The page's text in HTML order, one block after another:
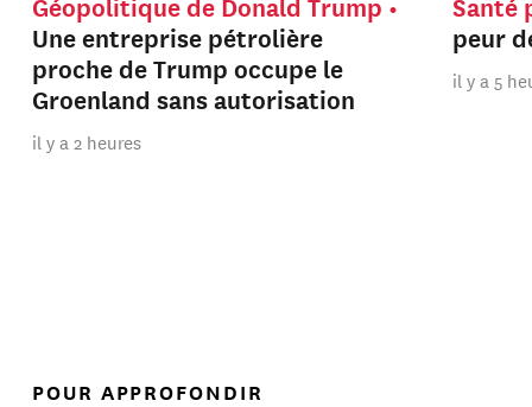
Une entreprise pétrolière
proche de Trump occupe le
Groenland sans autorisation
il y a 2 heures
peur
il y a 5
POUR APPROFONDIR